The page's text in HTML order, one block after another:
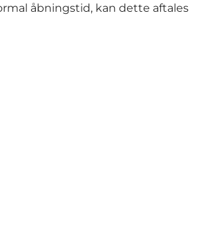
åbningstid, kan dette aftales